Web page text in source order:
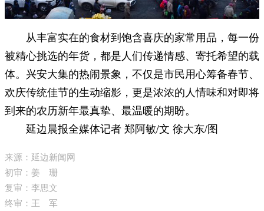
从丰富实在的食材到饱含喜庆的家常用品，每一份
被精心挑选的年货，都是人们传递情感、寄托希望的载
体。兴安大集的热闹景象，不仅是市民用心筹备春节、
欢庆传统佳节的生动缩影，更是浓浓的人情味和对即将
到来的农历新年最真挚、最温暖的期盼。
延边晨报全媒体记者 郑阿敏/文 徐大东/图
来源：延边新闻网
初审：姜 珊
复审：李思文
终审：王 军